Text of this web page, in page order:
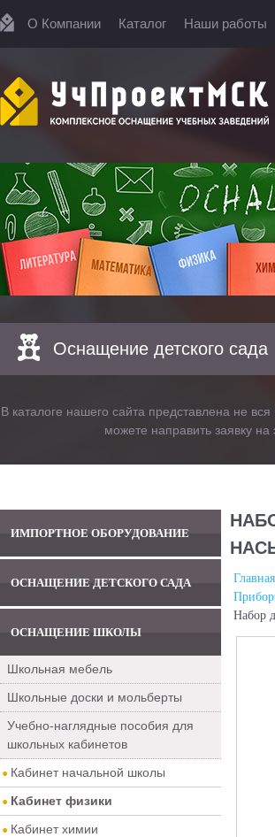
О Компании Каталог Наши работы
Оснащение детского сада
В каталоге нашего сайта представлена не
можете направить заявку
ИМПОРТНОЕ ОБОРУДОВАНИЕ
ОСНАЩЕНИЕ ДЕТСКОГО САДА
ОСНАЩЕНИЕ ШКОЛЫ
Школьная мебель
Школьные доски и мольберты
Учебно-наглядные пособия для
школьных кабинетов
Кабинет начальной школы
Кабинет физики
Кабинет химии
Главная
Набор